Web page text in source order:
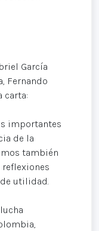
García
Fernando
carta:
importantes
de la
también
utilidad.